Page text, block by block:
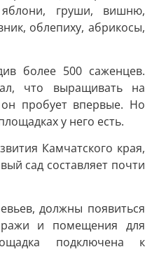
груши, вишню,
облепиху, абрикосы,
более 500 саженцев.
что выращивать на
пробует впервые. Но
у него есть.
Камчатского края,
сад составляет почти
должны появиться
и помещения для
подключена к